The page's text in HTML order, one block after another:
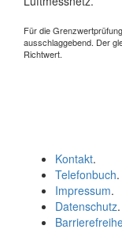
Für die
ausschlaggebend. Der
Richtwert.
Kontakt.
Telefonbuch.
Impressum.
Datenschutz.